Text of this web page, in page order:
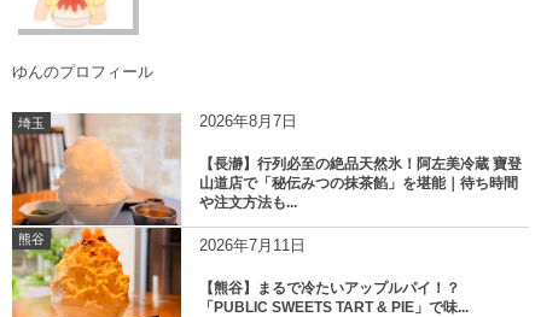
ゆんのプロフィール
埼玉 2026年8月7日
【長瀞】行列必至の絶品天然氷！阿左美冷蔵 寶登
山道店で「秘伝みつの抹茶餡」を堪能｜待ち時間
や注文方法も...
熊谷 2026年7月11日
【熊谷】まるで冷たいアップルパイ！？
「PUBLIC SWEETS TART & PIE」で味...